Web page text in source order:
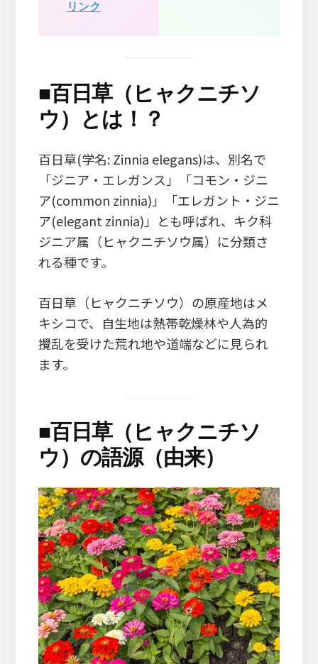
リンク
■百日草（ヒャクニチソ
ウ）とは！？
百日草(学名: Zinnia elegans)は、別名で
「ジニア・エレガンス」「コモン・ジニ
ア(common zinnia)」「エレガント・ジニ
ア(elegant zinnia)」とも呼ばれ、キク科
ジニア属（ヒャクニチソウ属）に分類さ
れる種です。
百日草（ヒャクニチソウ）の原産地はメ
キシコで、自生地は熱帯乾燥林や人為的
攪乱を受けた荒れ地や道端などに見られ
ます。
■百日草（ヒャクニチソ
ウ）の語源（由来）